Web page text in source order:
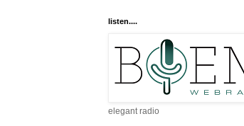
listen....
elegant radio